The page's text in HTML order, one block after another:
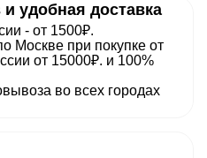
удобная доставка
- от 1500₽.
Москве при покупке от
от 15000₽. и 100%
во всех городах